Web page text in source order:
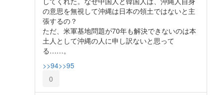
の意思を無視して沖縄は日本の領土ではないと主
張するの？
ただ、米軍基地問題が70年も解決できないのは本
土人として沖縄の人に申し訳ないと思って
る……。
>>94>>95
0